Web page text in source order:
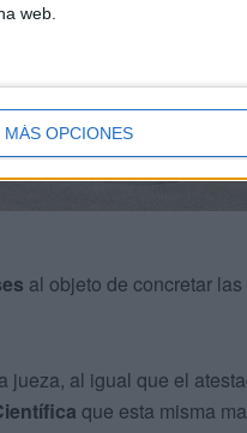
web.
MÁS OPCIONES
al objeto de concretar las
jueza, al igual que el
que esta misma